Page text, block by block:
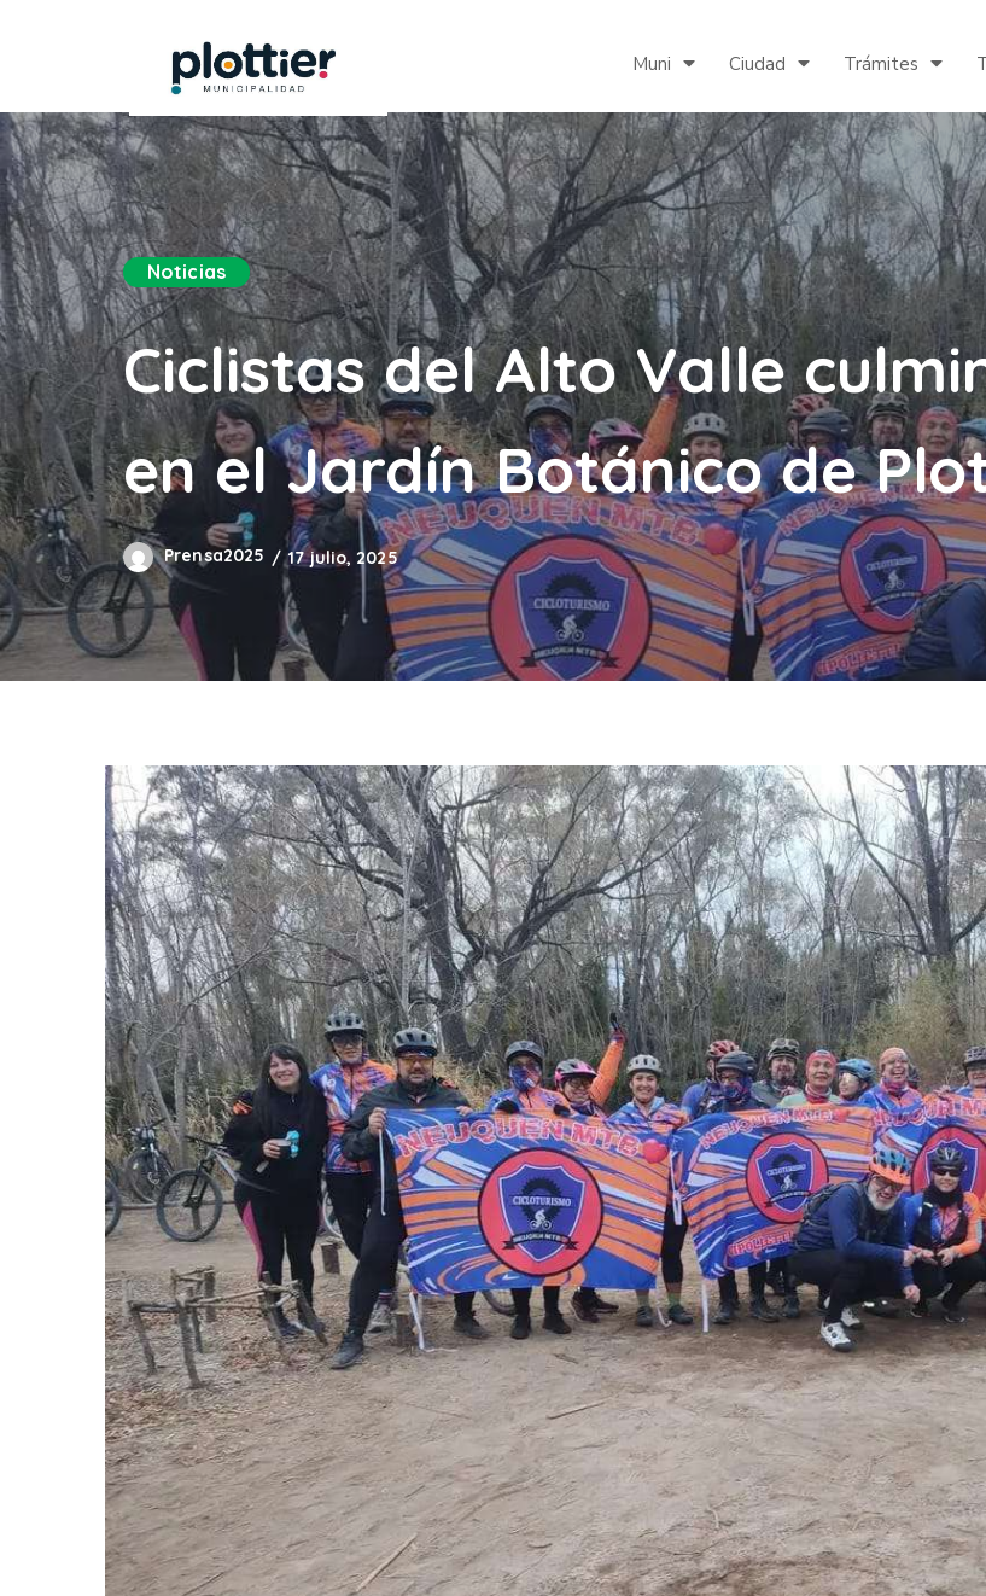
Muni Ciudad Trámites
Noticias
Ciclistas del Alto Valle
en el Jardín Botánico de
Prensa2025 17 julio, 2025